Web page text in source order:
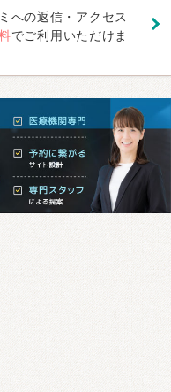
への返信・アクセス
でご利用いただけま